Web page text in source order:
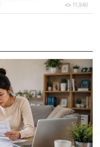
11,540